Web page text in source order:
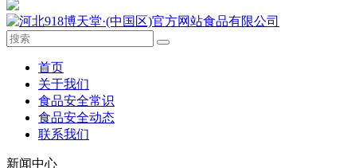
首页
关于我们
食品安全常识
食品安全动态
联系我们
新闻中心